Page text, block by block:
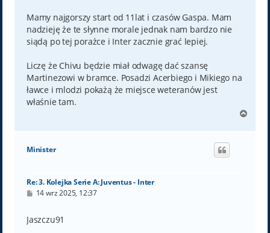
Mamy najgorszy start od 11lat i czasów Gaspa. Mam
nadzieję że te słynne morale jednak nam bardzo nie
siądą po tej porażce i Inter zacznie grać lepiej.
Liczę że Chivu będzie miał odwagę dać szansę
Martinezowi w bramce. Posadzi Acerbiego i Mikiego na
ławce i mlodzi pokażą że miejsce weteranów jest
właśnie tam.
g
Minister
Re: 3. Kolejka Serie A: Juventus - Inter
P
t
14 wrz 2025, 12:37
Jaszczu91